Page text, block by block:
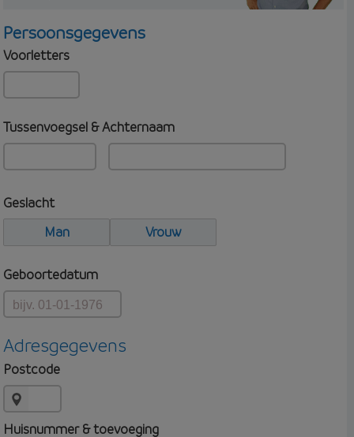
Persoonsgegevens
Voorletters
Tussenvoegsel & Achternaam
Geslacht
Man
Vrouw
Geboortedatum
Adresgegevens
Postcode
Huisnummer & toevoeging